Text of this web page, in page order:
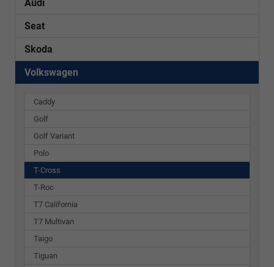
Audi
Seat
Skoda
Volkswagen
Caddy
Golf
Golf Variant
Polo
T-Cross
T-Roc
T7 California
T7 Multivan
Taigo
Tiguan